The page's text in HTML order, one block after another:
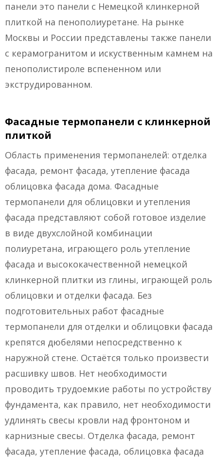
панели это панели с Немецкой клинкерной
плиткой на пенополиуретане. На рынке
Москвы и России представлены также панели
с керамогранитом и искуственным камнем на
пенополистироле вспененном или
экструдированном.
Фасадные термопанели с клинкерной
плиткой
Область применения термопанелей: отделка
фасада, ремонт фасада, утепление фасада
облицовка фасада дома. Фасадные
термопанели для облицовки и утепления
фасада представляют собой готовое изделие
в виде двухслойной комбинации
полиуретана, играющего роль утепление
фасада и высококачественной немецкой
клинкерной плитки из глины, играющей роль
облицовки и отделки фасада. Без
подготовительных работ фасадные
термопанели для отделки и облицовки фасада
крепятся дюбелями непосредственно к
наружной стене. Остаётся только произвести
расшивку швов. Нет необходимости
проводить трудоемкие работы по устройству
фундамента, как правило, нет необходимости
удлинять свесы кровли над фронтоном и
карнизные свесы. Отделка фасада, ремонт
фасада, утепление фасада, облицовка фасада